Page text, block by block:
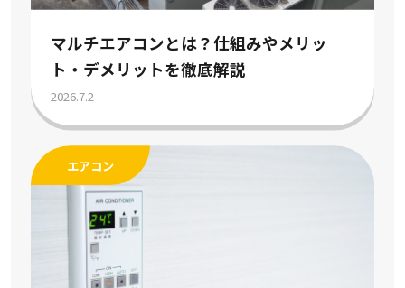
マルチエアコンとは？仕組みやメリッ
ト・デメリットを徹底解説
2026.7.2
エアコン